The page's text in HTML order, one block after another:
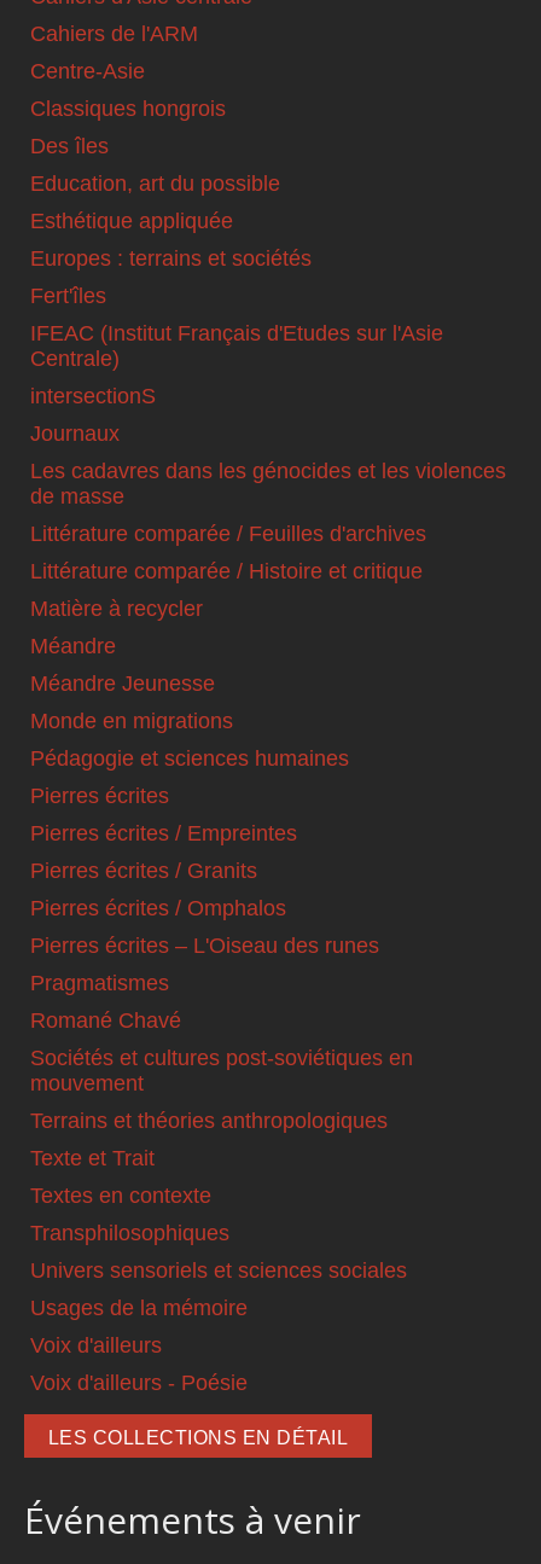
Cahiers de l'ARM
Centre-Asie
Classiques hongrois
Des îles
Education, art du possible
Esthétique appliquée
Europes : terrains et sociétés
Fert'îles
IFEAC (Institut Français d'Etudes sur l'Asie
Centrale)
intersectionS
Journaux
Les cadavres dans les génocides et les violences
de masse
Littérature comparée / Feuilles d'archives
Littérature comparée / Histoire et critique
Matière à recycler
Méandre
Méandre Jeunesse
Monde en migrations
Pédagogie et sciences humaines
Pierres écrites
Pierres écrites / Empreintes
Pierres écrites / Granits
Pierres écrites / Omphalos
Pierres écrites – L'Oiseau des runes
Pragmatismes
Romané Chavé
Sociétés et cultures post-soviétiques en
mouvement
Terrains et théories anthropologiques
Texte et Trait
Textes en contexte
Transphilosophiques
Univers sensoriels et sciences sociales
Usages de la mémoire
Voix d'ailleurs
Voix d'ailleurs - Poésie
LES COLLECTIONS EN DÉTAIL
Événements à venir